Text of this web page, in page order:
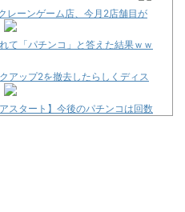
レーンゲーム店、今月2店舗目が
て「パチンコ」と答えた結果ｗｗ
アップ2を撤去したらしくディス
スタート】今後のパチンコは回数